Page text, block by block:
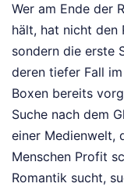
Wer am Ende der
hält, hat nicht den
sondern die erste
deren tiefer Fall
Boxen bereits
Suche nach dem
einer Medienwelt,
Menschen Profit
Romantik sucht,